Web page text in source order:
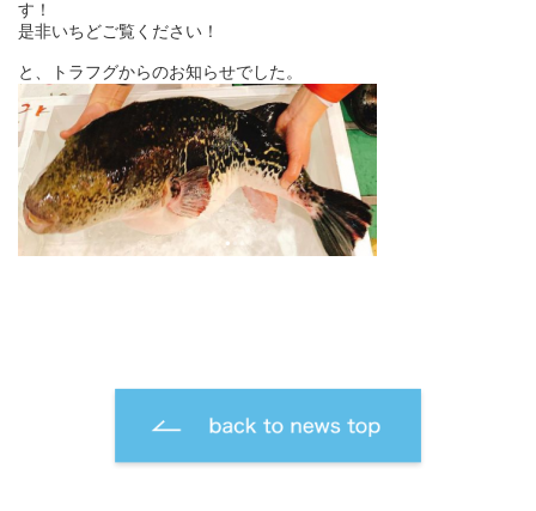
す！
是非いちどご覧ください！
と、トラフグからのお知らせでした。